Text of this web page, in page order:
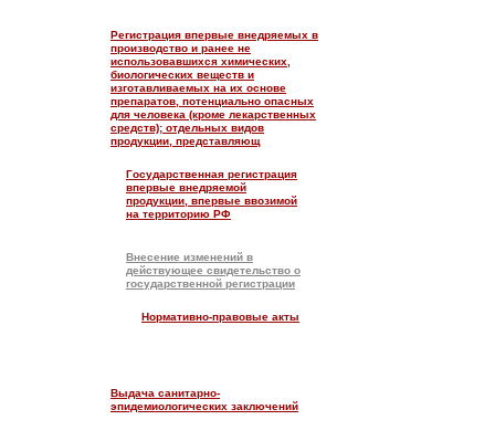
Регистрация впервые внедряемых в
производство и ранее не
использовавшихся химических,
биологических веществ и
изготавливаемых на их основе
препаратов, потенциально опасных
для человека (кроме лекарственных
средств); отдельных видов
продукции, представляющ
Государственная регистрация
впервые внедряемой
продукции, впервые ввозимой
на территорию РФ
Внесение изменений в
действующее свидетельство о
государственной регистрации
Нормативно-правовые акты
Выдача санитарно-
эпидемиологических заключений